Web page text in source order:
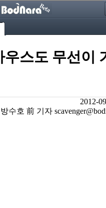
스도 무선이
2012-
방수호 前 기자